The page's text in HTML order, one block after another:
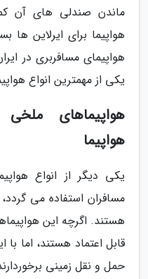
ماندن صندلی های آن
هواپیما برای ایرلاین
یکی از مهمترین انواع
هواپیما
یکی دیگر از انواع
مسافران استفاده می
هستند. اگرچه این
قابل اعتماد هستند، اما با
حمل و نقل زمینی